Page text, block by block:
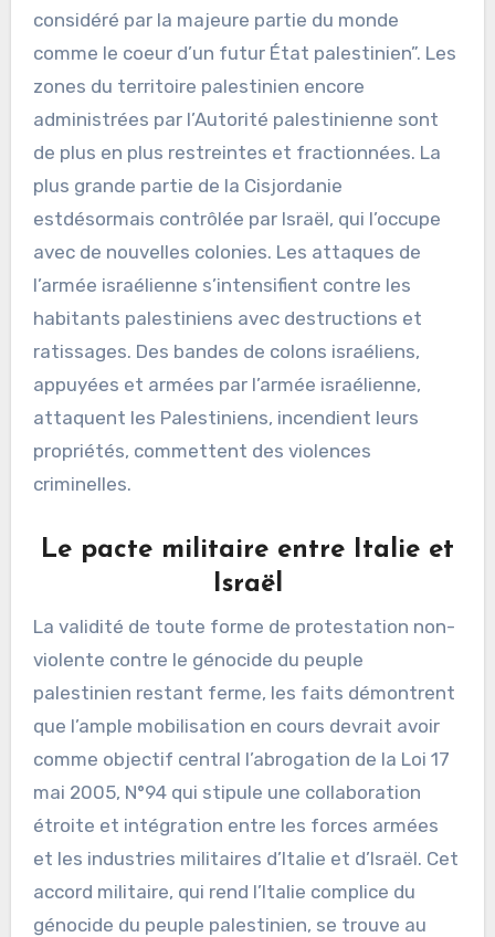
considéré par la majeure partie du monde
comme le coeur d’un futur État palestinien”. Les
zones du territoire palestinien encore
administrées par l’Autorité palestinienne sont
de plus en plus restreintes et fractionnées. La
plus grande partie de la Cisjordanie
estdésormais contrôlée par Israël, qui l’occupe
avec de nouvelles colonies. Les attaques de
l’armée israélienne s’intensifient contre les
habitants palestiniens avec destructions et
ratissages. Des bandes de colons israéliens,
appuyées et armées par l’armée israélienne,
attaquent les Palestiniens, incendient leurs
propriétés, commettent des violences
criminelles.
Le pacte militaire entre Italie et
Israël
La validité de toute forme de protestation non-
violente contre le génocide du peuple
palestinien restant ferme, les faits démontrent
que l’ample mobilisation en cours devrait avoir
comme objectif central l’abrogation de la Loi 17
mai 2005, N°94 qui stipule une collaboration
étroite et intégration entre les forces armées
et les industries militaires d’Italie et d’Israël. Cet
accord militaire, qui rend l’Italie complice du
génocide du peuple palestinien, se trouve au